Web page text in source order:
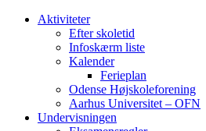
Aktiviteter
Efter skoletid
Infoskærm liste
Kalender
Ferieplan
Odense Højskoleforening
Aarhus Universitet – OFN
Undervisningen